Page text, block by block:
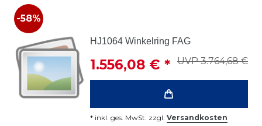
-58%
HJ1064 Winkelring FAG
UVP 3.764,68 €
1.556,08 € *
* inkl. ges. MwSt. zzgl. Versandkosten